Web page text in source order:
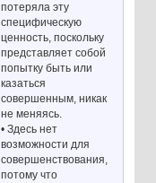
потеряла эту
специфическую
ценность, поскольку
представляет собой
попытку быть или
казаться
совершенным, никак
не меняясь.
• Здесь нет
возможности для
совершенствования,
потому что